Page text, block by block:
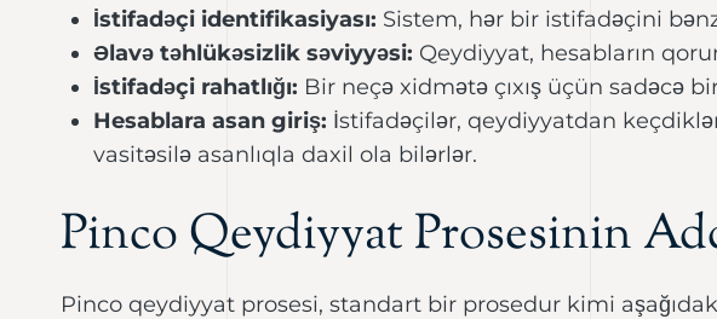
İstifadəçi identifikasiyası: Sistem, hər bir istifadəçini
Əlavə təhlükəsizlik səviyyəsi: Qeydiyyat, hesabların
İstifadəçi rahatlığı: Bir neçə xidmətə çıxış üçün sadəcə
Hesablara asan giriş: İstifadəçilər, qeydiyyatdan
vasitəsilə asanlıqla daxil ola bilərlər.
Pinco Qeydiyyat Prosesinin
Pinco qeydiyyat prosesi, standart bir prosedur kimi